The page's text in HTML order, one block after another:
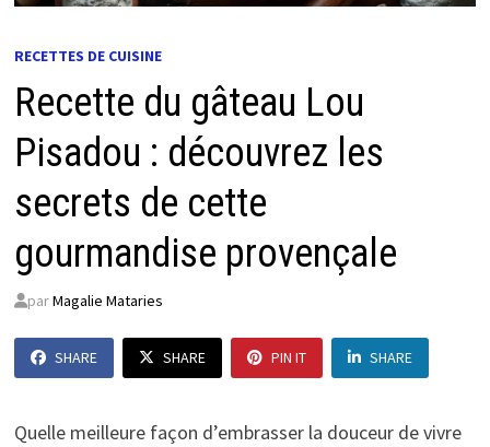
RECETTES DE CUISINE
Recette du gâteau Lou
Pisadou : découvrez les
secrets de cette
gourmandise provençale
parMagalie Mataries
SHARE SHARE PIN IT SHARE
Quelle meilleure façon d’embrasser la douceur de vivre